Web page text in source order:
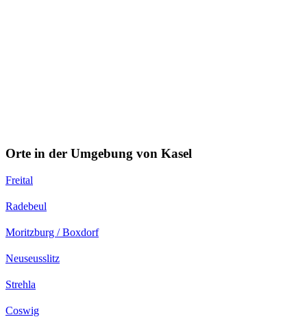
Orte in der Umgebung von Kasel
Freital
Radebeul
Moritzburg / Boxdorf
Neuseusslitz
Strehla
Coswig